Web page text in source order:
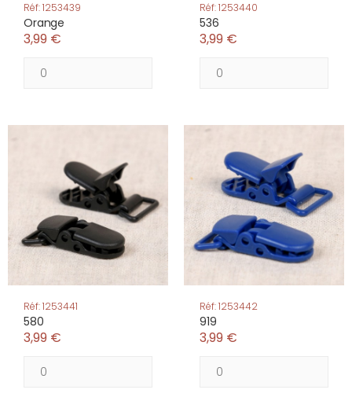
Réf: 1253439
Orange
3,99 €
Réf: 1253440
536
3,99 €
Réf: 1253441
580
3,99 €
Réf: 1253442
919
3,99 €